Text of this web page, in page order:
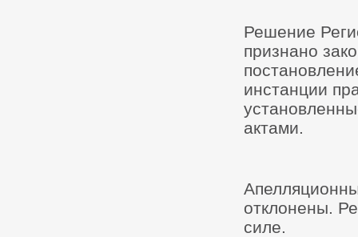
Решение
признано
инстанции
актами.
отклонены.
силе.